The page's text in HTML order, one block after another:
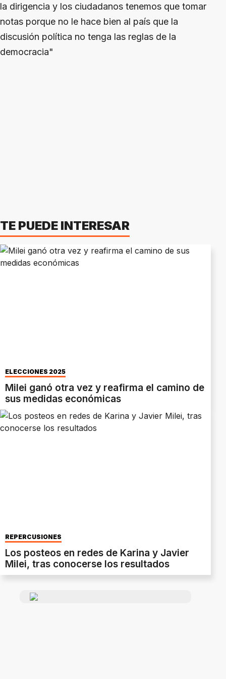
la dirigencia y los ciudadanos tenemos que tomar
notas porque no le hace bien al país que la
discusión política no tenga las reglas de la
democracia"
TE PUEDE INTERESAR
ELECCIONES 2025
Milei ganó otra vez y reafirma el camino de
sus medidas económicas
REPERCUSIONES
Los posteos en redes de Karina y Javier
Milei, tras conocerse los resultados